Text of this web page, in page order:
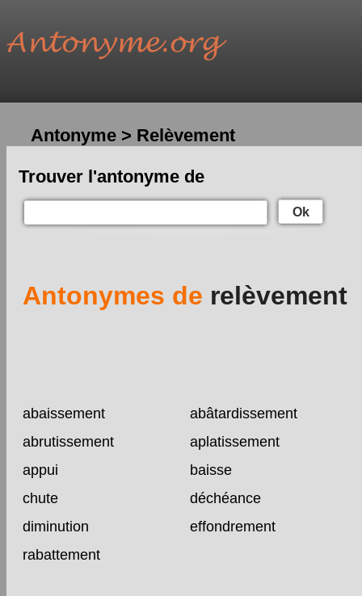
Antonyme > Relèvement
Trouver l'antonyme de
Ok
Antonymes de relèvement
abaissement
abâtardissement
abrutissement
aplatissement
appui
baisse
chute
déchéance
diminution
effondrement
rabattement